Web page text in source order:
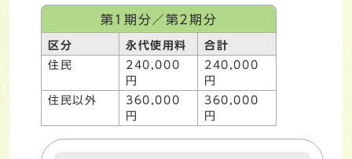
第1期分／第2期分
区分 永代使用料
合計
住民
240,000
円
240,000
円
住民以外
360,000
円
360,000
円